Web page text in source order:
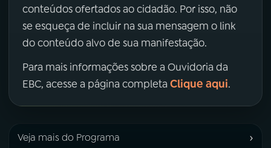
conteúdos ofertados ao cidadão. Por isso, não
se esqueça de incluir na sua mensagem o link
do conteúdo alvo de sua manifestação.
Para mais informações sobre a Ouvidoria da
EBC, acesse a página completa Clique aqui.
Veja mais do Programa ›